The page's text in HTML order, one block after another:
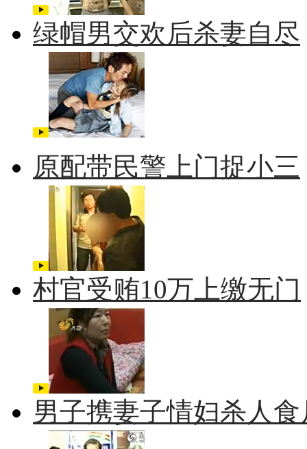
绿帽男交欢后杀妻自尽
原配带民警上门捉小三
村官受贿10万上缴无门
男子携妻子情妇杀人食